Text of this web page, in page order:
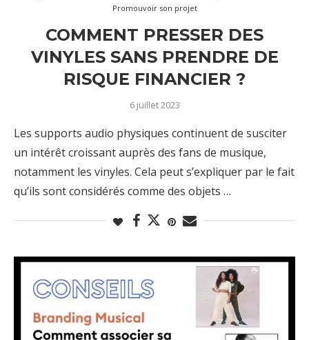
Promouvoir son projet
COMMENT PRESSER DES
VINYLES SANS PRENDRE DE
RISQUE FINANCIER ?
6 juillet 2023
Les supports audio physiques continuent de susciter
un intérêt croissant auprès des fans de musique,
notamment les vinyles. Cela peut s’expliquer par le fait
qu’ils sont considérés comme des objets …